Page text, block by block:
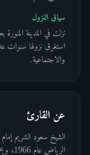
سياق النزول
نزلت في المدينة
استغرق نزولها سنوات
والاجتماعية.
عن القارئ
الشيخ سعود الشريم